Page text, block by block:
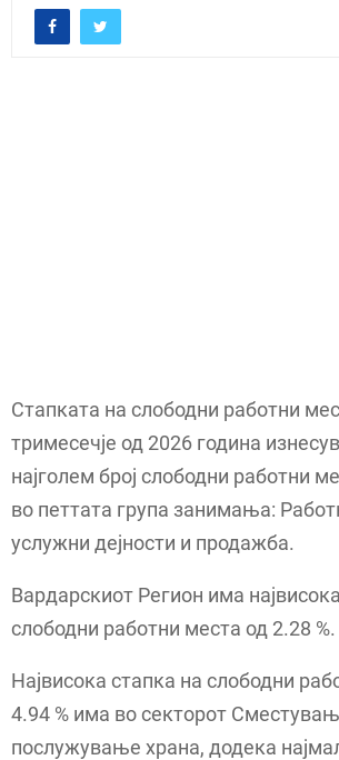
Стапката на слободни работни
тримесечје од 2026 година
најголем број слободни работни
во петтата група занимања:
услужни дејности и продажба.
Вардарскиот Регион има
слободни работни места од 2.28 %.
Највисока стапка на слободни
4.94 % има во секторот
послужување храна, додека